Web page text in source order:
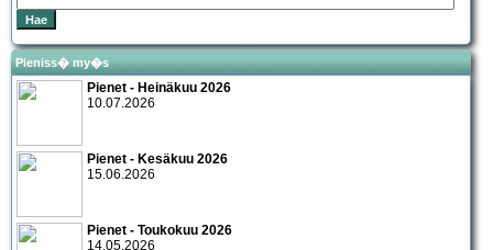
Pieniss� my�s
Pienet - Heinäkuu 2026
10.07.2026
Pienet - Kesäkuu 2026
15.06.2026
Pienet - Toukokuu 2026
14.05.2026